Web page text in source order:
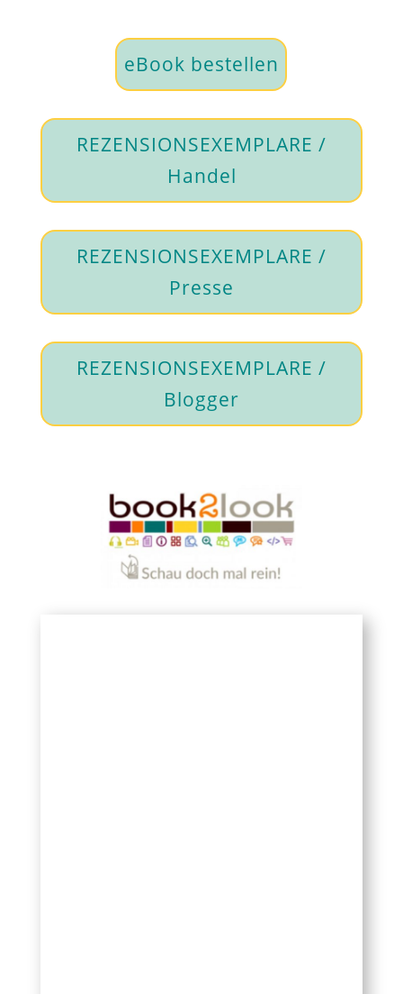
eBook bestellen
REZENSIONSEXEMPLARE /
Handel
REZENSIONSEXEMPLARE /
Presse
REZENSIONSEXEMPLARE /
Blogger